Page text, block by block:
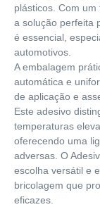
plásticos. Com
a solução perfeita
é essencial,
automotivos.
A embalagem
automática e
de aplicação e
Este adesivo
temperaturas
oferecendo uma
adversas. O
escolha versátil e
bricolagem que
eficazes.